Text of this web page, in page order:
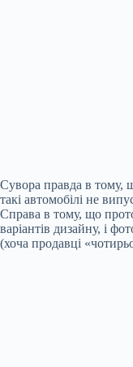
Сувора правда в тому,
такі автомобілі не
Справа в тому, що
варіантів дизайну, і
(хоча продавці